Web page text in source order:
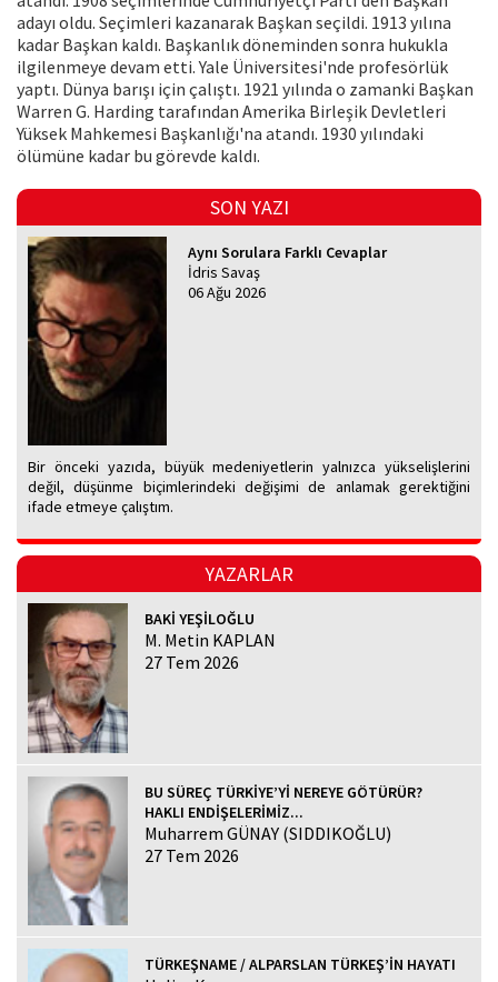
adayı oldu. Seçimleri kazanarak Başkan seçildi. 1913 yılına
kadar Başkan kaldı. Başkanlık döneminden sonra hukukla
ilgilenmeye devam etti. Yale Üniversitesi'nde profesörlük
yaptı. Dünya barışı için çalıştı. 1921 yılında o zamanki Başkan
Warren G. Harding tarafından Amerika Birleşik Devletleri
Yüksek Mahkemesi Başkanlığı'na atandı. 1930 yılındaki
ölümüne kadar bu görevde kaldı.
SON YAZI
Aynı Sorulara Farklı Cevaplar
İdris Savaş
06 Ağu 2026
Bir önceki yazıda, büyük medeniyetlerin yalnızca yükselişlerini
değil, düşünme biçimlerindeki değişimi de anlamak gerektiğini
ifade etmeye çalıştım.
YAZARLAR
BAKİ YEŞİLOĞLU
M. Metin KAPLAN
27 Tem 2026
BU SÜREÇ TÜRKİYE’Yİ NEREYE GÖTÜRÜR?
HAKLI ENDİŞELERİMİZ...
Muharrem GÜNAY (SIDDIKOĞLU)
27 Tem 2026
TÜRKEŞNAME / ALPARSLAN TÜRKEŞ’İN HAYATI